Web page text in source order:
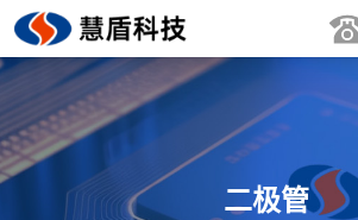
首页
二极管